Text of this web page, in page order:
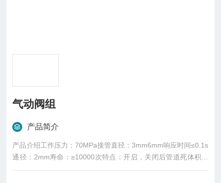
气动阀组
产品简介
产品介绍工作压力：70MPa接管直径：3mm6mm响应时间≤0.1s
通径：2mm寿命：≥10000次特点：开启，关闭后管道死体积不
变，气密封性良好，可耐压70MPa，可高频响应